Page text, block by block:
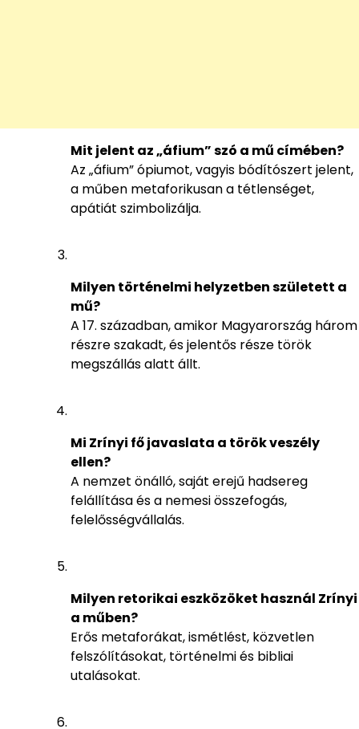
Mit jelent az „áfium” szó a mű címében?
Az „áfium” ópiumot, vagyis bódítószert jelent,
a műben metaforikusan a tétlenséget,
apátiát szimbolizálja.
Milyen történelmi helyzetben született a
mű?
A 17. században, amikor Magyarország három
részre szakadt, és jelentős része török
megszállás alatt állt.
Mi Zrínyi fő javaslata a török veszély
ellen?
A nemzet önálló, saját erejű hadsereg
felállítása és a nemesi összefogás,
felelősségvállalás.
Milyen retorikai eszközöket használ Zrínyi
a műben?
Erős metaforákat, ismétlést, közvetlen
felszólításokat, történelmi és bibliai
utalásokat.